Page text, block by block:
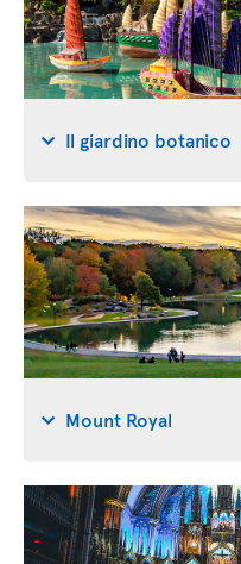
Il giardino botanico
Mount Royal